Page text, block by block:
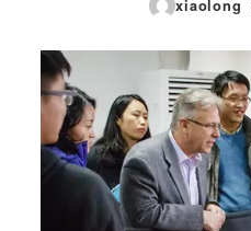
xiaolong